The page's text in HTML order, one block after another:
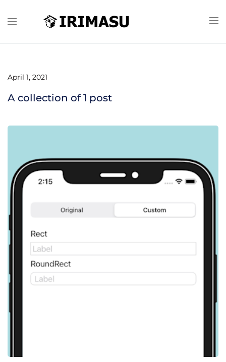
April 1, 2021
A collection of1 post